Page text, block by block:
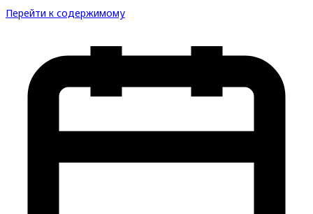
Перейти к содержимому